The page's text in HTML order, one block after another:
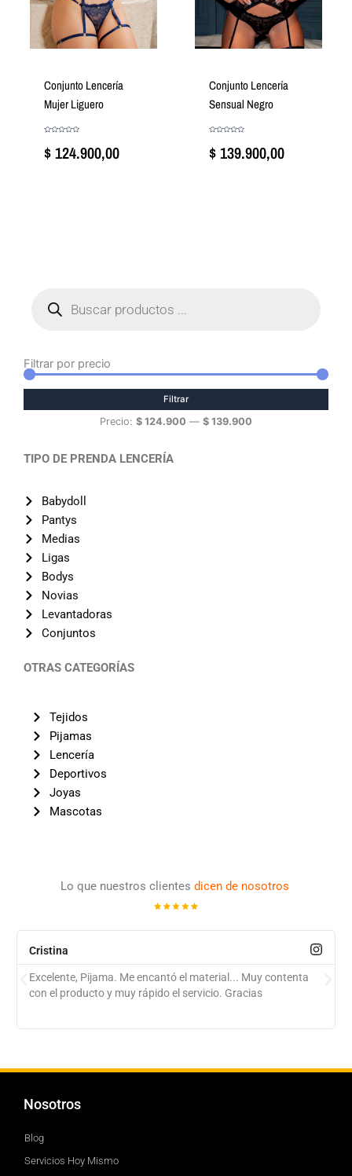
productos
Filtrar por precio
Precio
mínimo
Precio
máximo
Filtrar
Precio: $ 124.900 — $ 139.900
TIPO DE PRENDA LENCERÍA
Babydoll
Pantys
Medias
Ligas
Bodys
Novias
Levantadoras
Conjuntos
OTRAS CATEGORÍAS
Tejidos
Pijamas
Lencería
Deportivos
Joyas
Mascotas
Conjunto Lencería
Mujer Liguero
con
0
de
$124.900,00
Conjunto Lencería
Sensual Negro
con
0
de
$139.900,00
Lo que nuestros clientes dicen de nosotros
Cristina
Excelente, Pijama. Me encantó el material... Muy contenta
con el producto y muy rápido el servicio. Gracias
Nosotros
Blog
Servicios Hoy Mismo